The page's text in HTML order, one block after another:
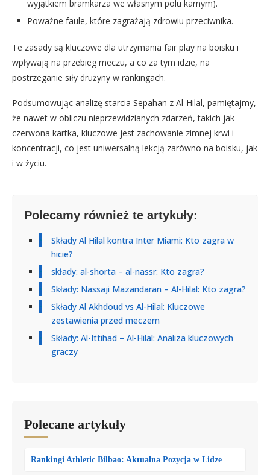
wyjątkiem bramkarza we własnym polu karnym).
Poważne faule, które zagrażają zdrowiu przeciwnika.
Te zasady są kluczowe dla utrzymania fair play na boisku i
wpływają na przebieg meczu, a co za tym idzie, na
postrzeganie siły drużyny w rankingach.
Podsumowując analizę starcia Sepahan z Al-Hilal, pamiętajmy,
że nawet w obliczu nieprzewidzianych zdarzeń, takich jak
czerwona kartka, kluczowe jest zachowanie zimnej krwi i
koncentracji, co jest uniwersalną lekcją zarówno na boisku, jak
i w życiu.
Polecamy również te artykuły:
Składy Al Hilal kontra Inter Miami: Kto zagra w
hicie?
składy: al-shorta – al-nassr: Kto zagra?
Składy: Nassaji Mazandaran – Al-Hilal: Kto zagra?
Składy Al Akhdoud vs Al-Hilal: Kluczowe
zestawienia przed meczem
Składy: Al-Ittihad – Al-Hilal: Analiza kluczowych
graczy
Polecane artykuły
Rankingi Athletic Bilbao: Aktualna Pozycja w Lidze